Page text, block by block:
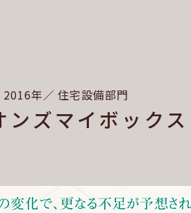
2016年／ 住宅設備部門
ンズマイボックス